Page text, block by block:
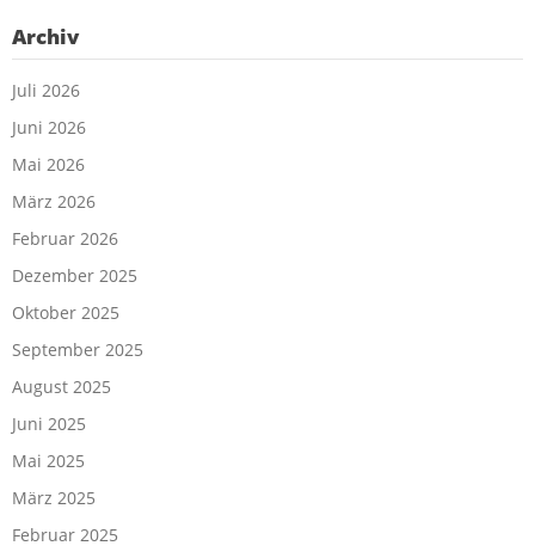
Archiv
Juli 2026
Juni 2026
Mai 2026
März 2026
Februar 2026
Dezember 2025
Oktober 2025
September 2025
August 2025
Juni 2025
Mai 2025
März 2025
Februar 2025